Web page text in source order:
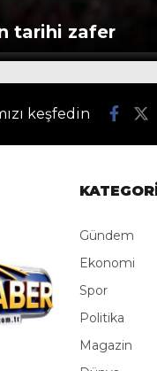
tarihi zafer
keşfedin
Gündem
Ekonomi
Spor
Politika
Magazin